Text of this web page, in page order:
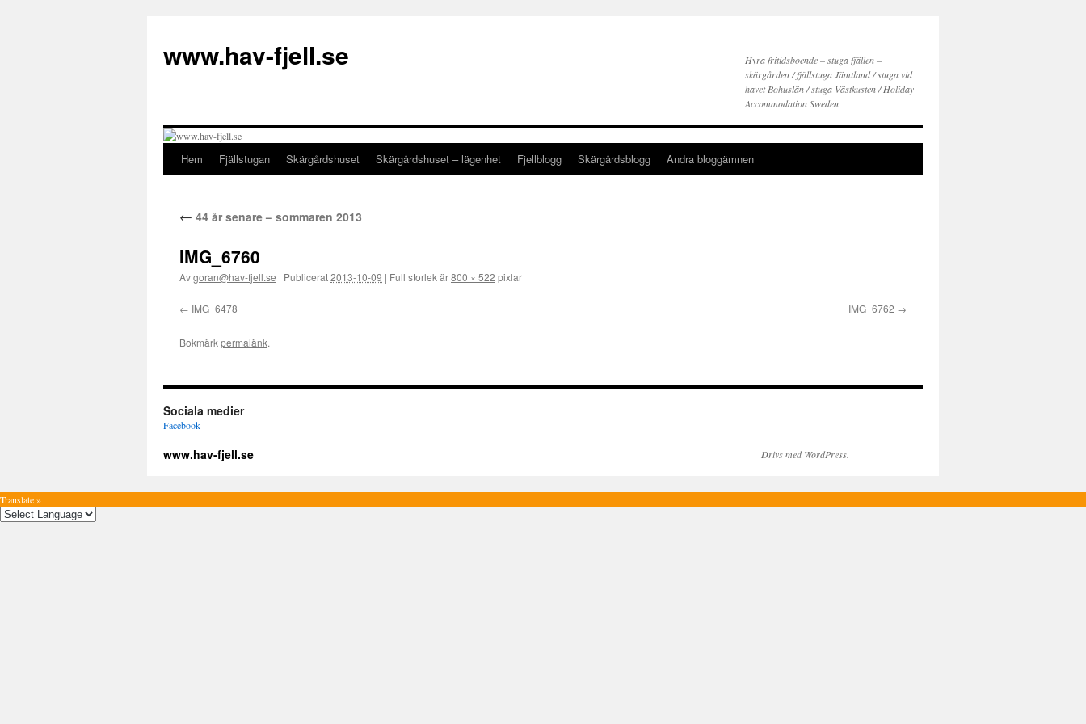
innehåll
www.hav-fjell.se
Hyra fritidsboende – stuga fjällen –
skärgården / fjällstuga Jämtland / stuga vid
havet Bohuslän / stuga Västkusten / Holiday
Accommodation Sweden
Hem Fjällstugan Skärgårdshuset Skärgårdshuset – lägenhet Fjellblogg Skärgårdsblogg Andra bloggämnen
← 44 år senare – sommaren 2013
IMG_6760
Avgoran@hav-fjell.se | Publicerat2013-10-09 | Full storlek är800 × 522 pixlar
IMG_6478 IMG_6762
Bokmärkpermalänk.
Sociala medier
Facebook
www.hav-fjell.se Drivs med WordPress.
Translate »